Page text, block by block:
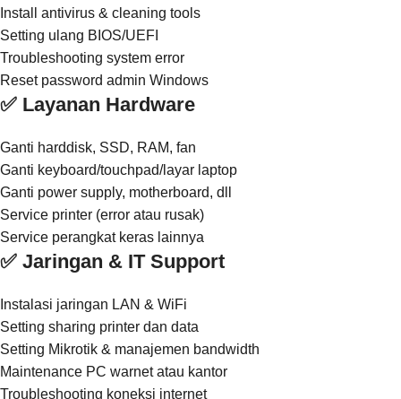
Install antivirus & cleaning tools
Setting ulang BIOS/UEFI
Troubleshooting system error
Reset password admin Windows
✅ Layanan Hardware
Ganti harddisk, SSD, RAM, fan
Ganti keyboard/touchpad/layar laptop
Ganti power supply, motherboard, dll
Service printer (error atau rusak)
Service perangkat keras lainnya
✅ Jaringan & IT Support
Instalasi jaringan LAN & WiFi
Setting sharing printer dan data
Setting Mikrotik & manajemen bandwidth
Maintenance PC warnet atau kantor
Troubleshooting koneksi internet